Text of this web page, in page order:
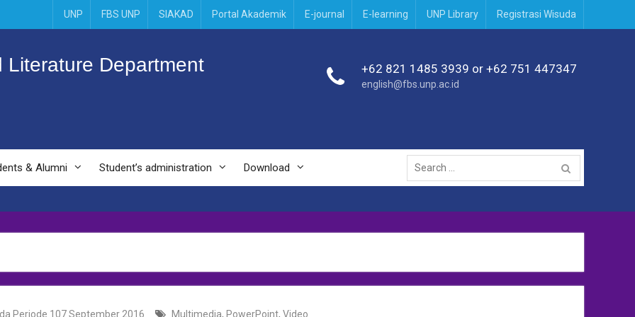
UNP FBS UNP SIAKAD Portal Akademik E-journal E-learning UNP Library Registrasi Wisuda
Department +62 821 1485 3939 or +62 751 447347
english@fbs.unp.ac.id
& Alumni Student’s administration Download
Search
for:
Periode 107 September 2016 Multimedia, PowerPoint, Video